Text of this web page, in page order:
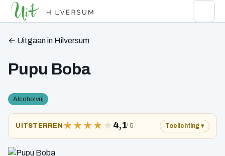
← Uitgaan in Hilversum
Pupu Boba
Alcoholvrij
UITSTERREN ★ ★ ★ ★ ★ 4,1/ 5 Toelichting